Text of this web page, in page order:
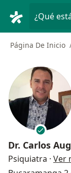
¿Qué
Página De Inicio
Dr. Carlos
Psiquiatra · Ver